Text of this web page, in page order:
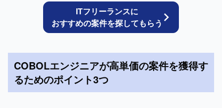
ITフリーランスに
おすすめの案件を探してもらう
COBOLエンジニアが高単価の案件を獲得す
るためのポイント3つ